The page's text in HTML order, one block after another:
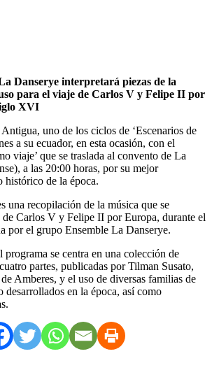
Danserye interpretará piezas de la
para el viaje de Carlos V y Felipe II por
XVI
uno de los ciclos de ‘Escenarios de
a su ecuador, en esta ocasión, con el
viaje’ que se traslada al convento de La
a las 20:00 horas, por su mejor
histórico de la época.
una recopilación de la música que se
de Carlos V y Felipe II por Europa, durante el
por el grupo Ensemble La Danserye.
se centra en una colección de
partes, publicadas por Tilman Susato,
Amberes, y el uso de diversas familias de
desarrollados en la época, así como